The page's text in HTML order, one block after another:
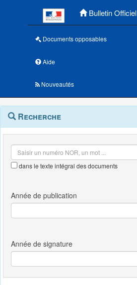
Bulletin Officiel
Documents opposables
Aide
Nouveautés
Navigation
outils
Menu
contextuel
Recherche
dans le texte intégral des documents